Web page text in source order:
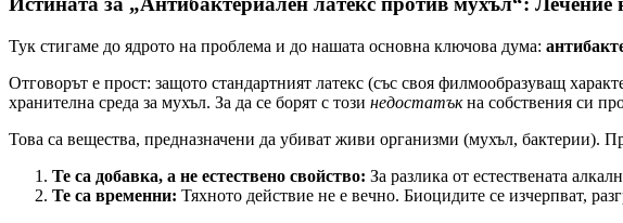
Тук стигаме до ядрото на проблема и до нашата основна ключова дума:
Отговорът е прост: защото стандартният латекс (със своя филмообразуващ
хранителна среда за мухъл. За да се борят с този недостатъкна собствения си
Това са вещества, предназначени да убиват живи организми (мухъл, бактерии).
Те са добавка, а не естествено свойство: За разлика от естествената
Те са временни: Тяхното действие не е вечно. Биоцидите се изчерпват,